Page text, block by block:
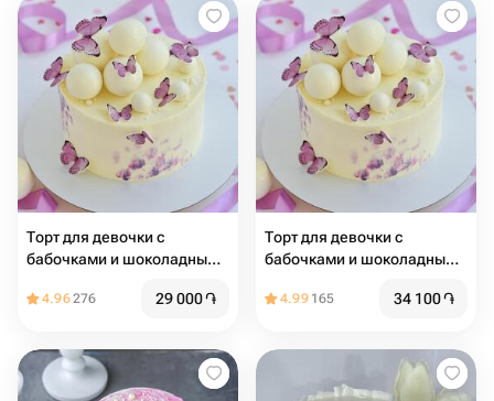
Торт для девочки с
бабочками и шоколадными
4.96276 29 000֏
Торт для девочки с
бабочками и шоколадными
4.99 165 34 100֏